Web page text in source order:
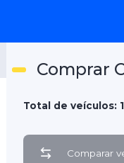
Comprar
Total de veículos: 1
Comparar